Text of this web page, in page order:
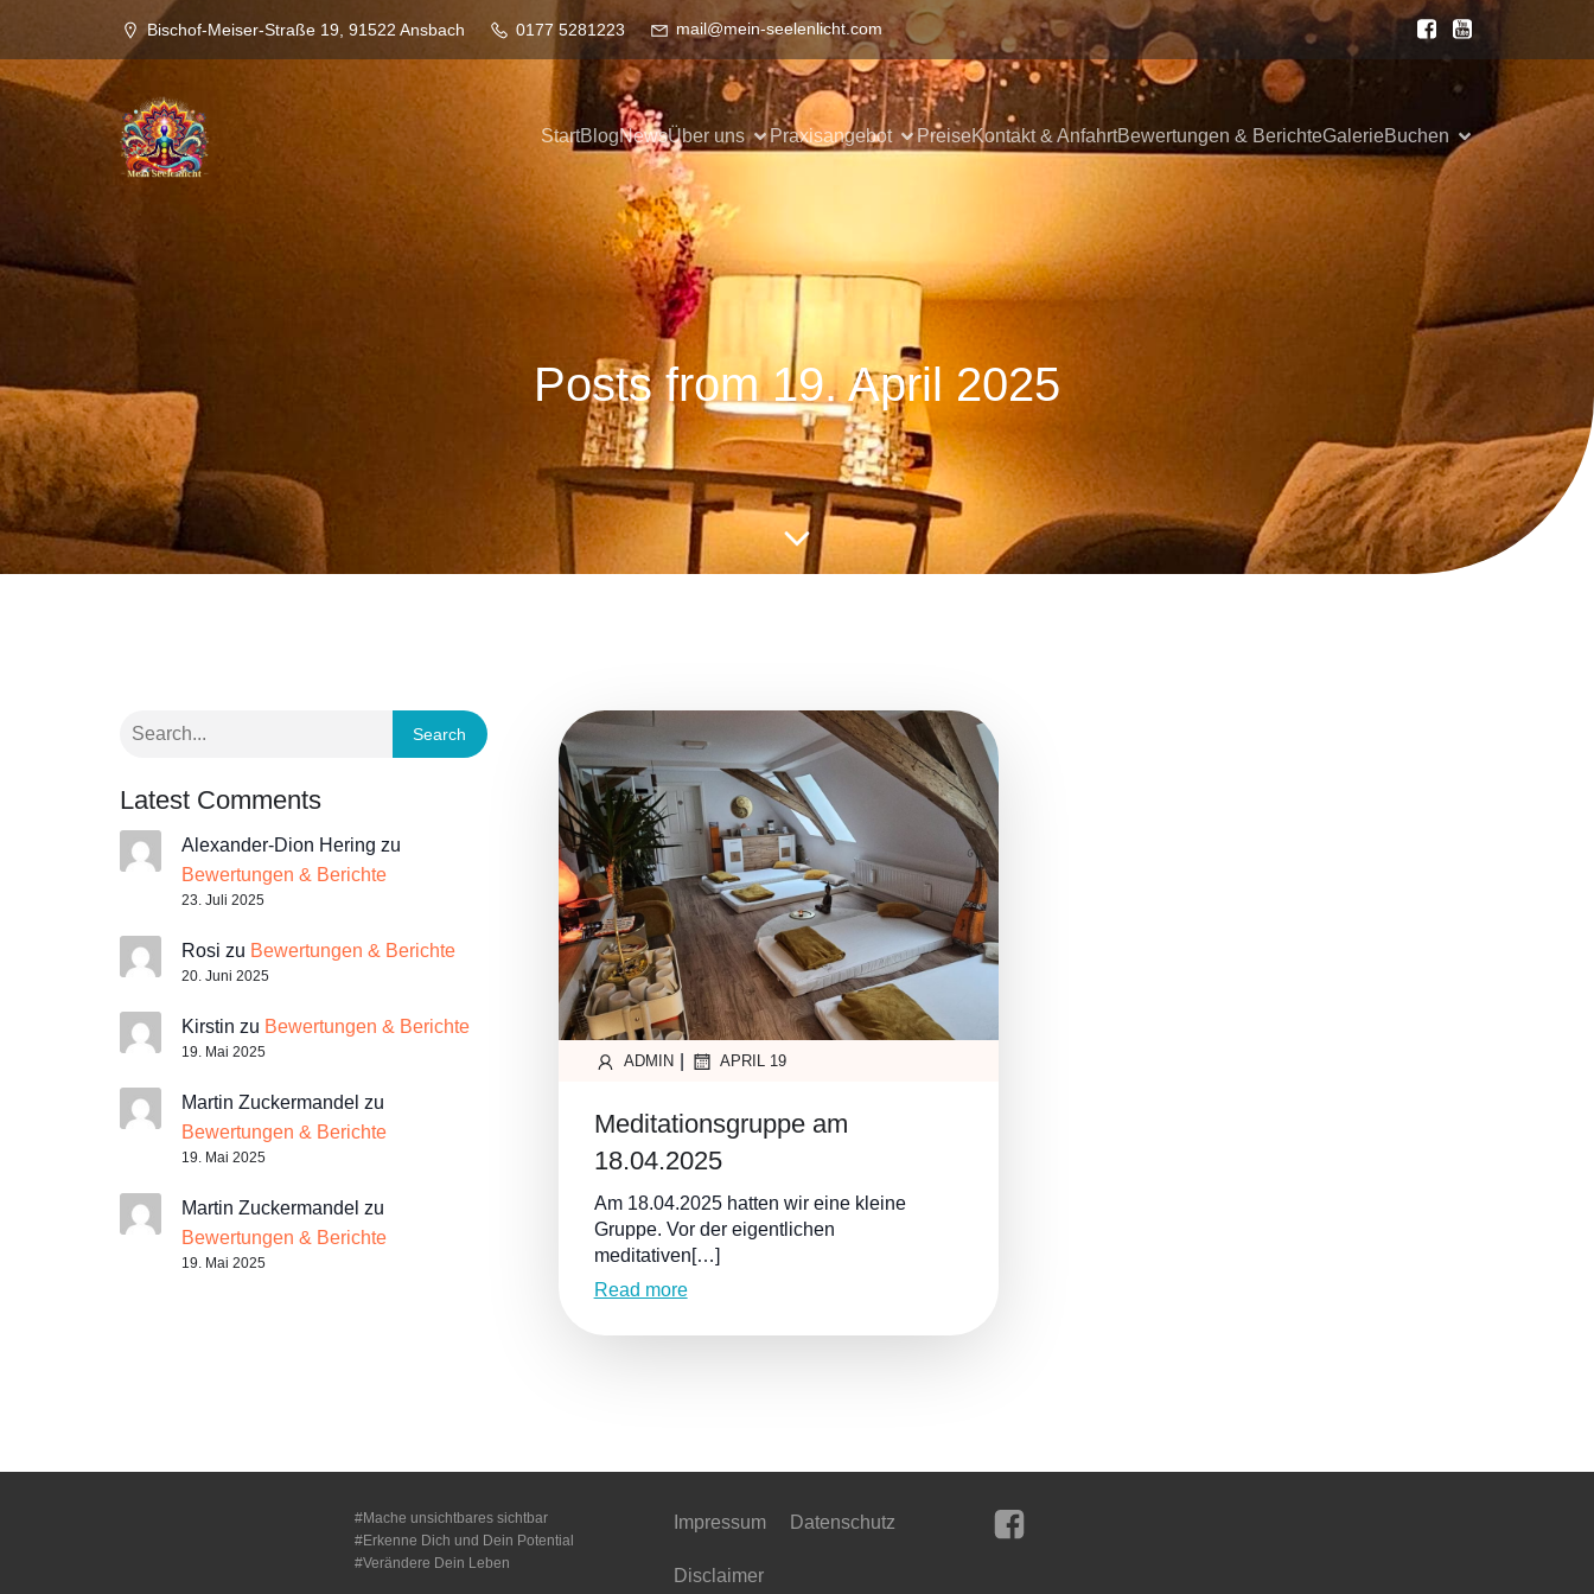
Bischof-Meiser-Straße 19, 91522 Ansbach 0177 5281223 mail@mein-seelenlicht.com
StartBlogNewsÜber uns Praxisangebot PreiseKontakt & AnfahrtBewertungen & BerichteGalerieBuchen
Posts from 19. April 2025
Search
Latest Comments
Alexander-Dion Hering zu
Bewertungen & Berichte
23. Juli 2025
Rosi zu Bewertungen & Berichte
20. Juni 2025
Kirstin zu Bewertungen & Berichte
19. Mai 2025
Martin Zuckermandel zu
Bewertungen & Berichte
19. Mai 2025
Martin Zuckermandel zu
Bewertungen & Berichte
19. Mai 2025
ADMIN APRIL 19
Meditationsgruppe am
18.04.2025
Am 18.04.2025 hatten wir eine kleine
Gruppe. Vor der eigentlichen
meditativen[…]
Read more
#Mache unsichtbares sichtbar
#Erkenne Dich und Dein Potential
#Verändere Dein Leben
Impressum Datenschutz
Disclaimer